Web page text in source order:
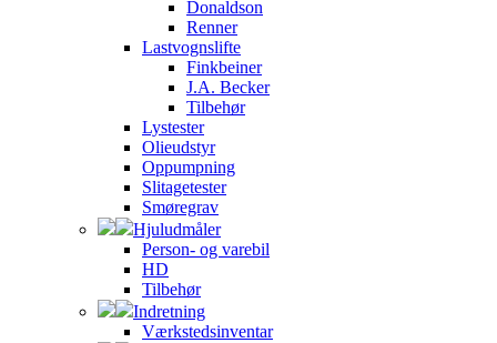
Donaldson
Renner
Lastvognslifte
Finkbeiner
J.A. Becker
Tilbehør
Lystester
Olieudstyr
Oppumpning
Slitagetester
Smøregrav
Hjuludmåler
Person- og varebil
HD
Tilbehør
Indretning
Værkstedsinventar